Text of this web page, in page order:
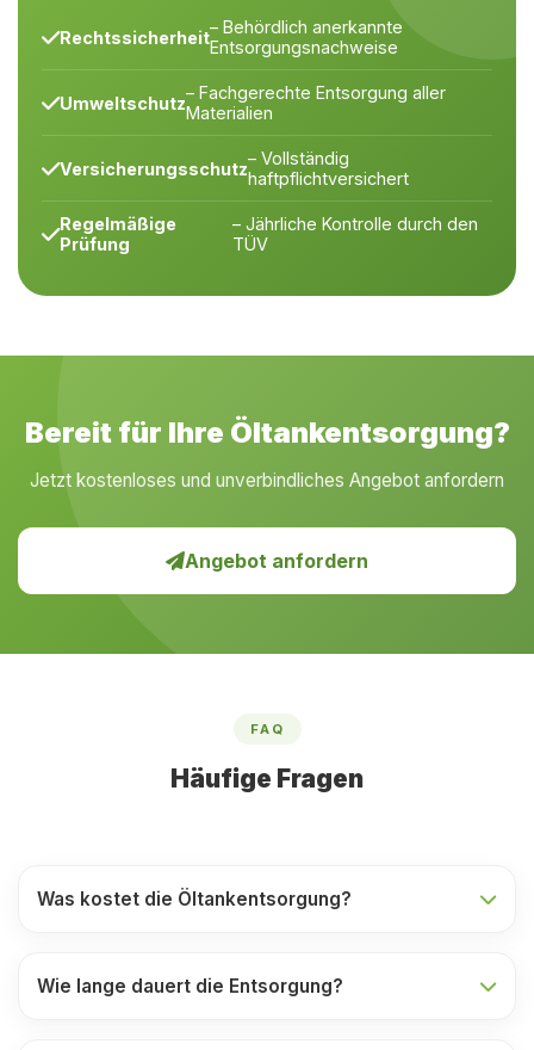
Rechtssicherheit– Behördlich anerkannte
Entsorgungsnachweise
Umweltschutz– Fachgerechte Entsorgung aller
Materialien
Versicherungsschutz– Vollständig
haftpflichtversichert
Regelmäßige
Prüfung
– Jährliche Kontrolle durch den
TÜV
Bereit für Ihre Öltankentsorgung?
Jetzt kostenloses und unverbindliches Angebot anfordern
Angebot anfordern
FAQ
Häufige Fragen
Was kostet die Öltankentsorgung?
Wie lange dauert die Entsorgung?